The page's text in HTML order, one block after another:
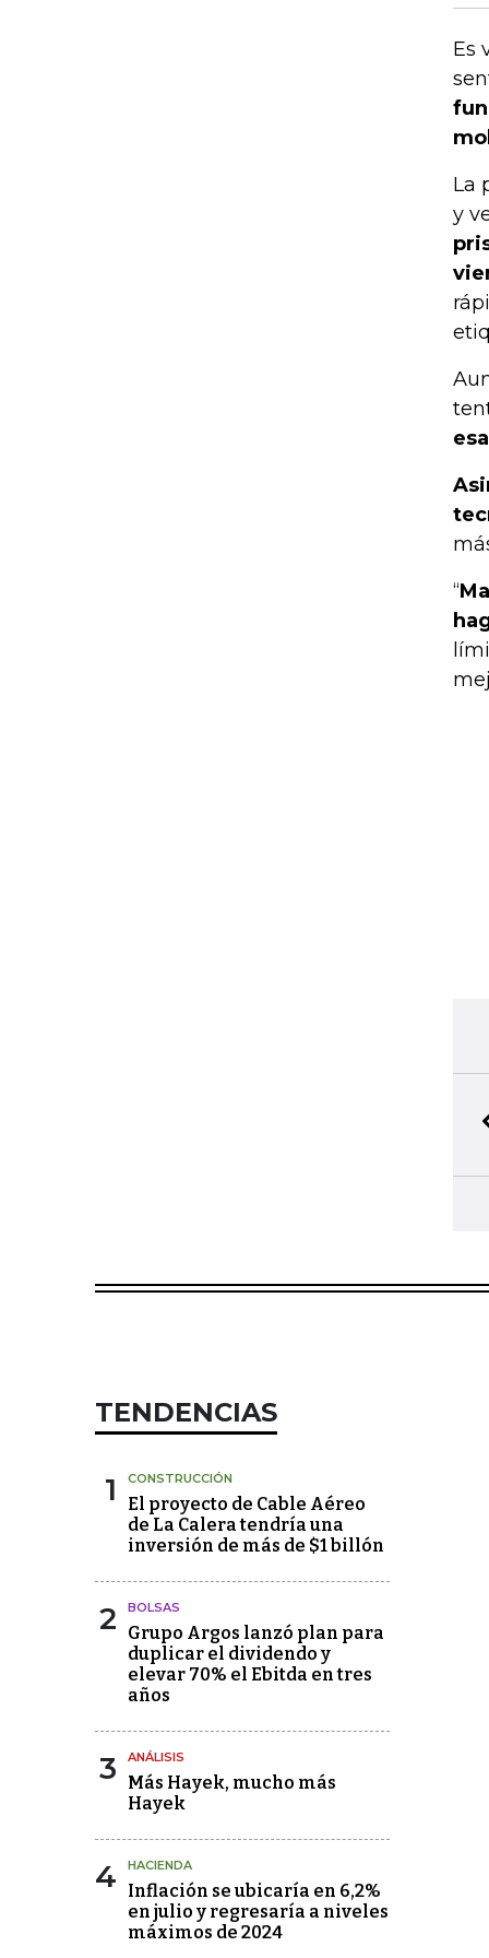
Es
La
y
“
TENDENCIAS
1 CONSTRUCCIÓN
El proyecto de Cable Aéreo
de La Calera tendría una
inversión de más de $1 billón
2 BOLSAS
Grupo Argos lanzó plan para
duplicar el dividendo y
elevar 70% el Ebitda en tres
años
3 ANÁLISIS
Más Hayek, mucho más
Hayek
4 HACIENDA
Inflación se ubicaría en 6,2%
en julio y regresaría a niveles
máximos de 2024